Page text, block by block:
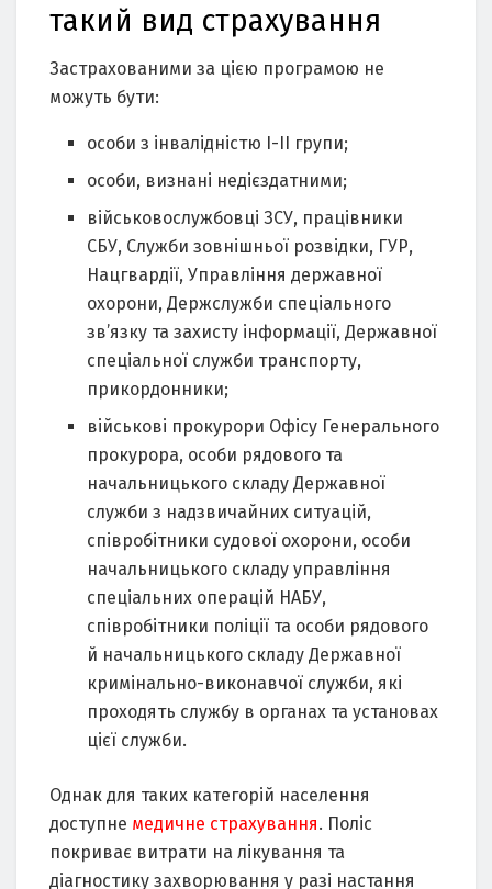
такий вид страхування
Застрахованими за цією програмою не
можуть бути:
особи з інвалідністю І-II групи;
особи, визнані недієздатними;
військовослужбовці ЗСУ, працівники
СБУ, Служби зовнішньої розвідки, ГУР,
Нацгвардії, Управління державної
охорони, Держслужби спеціального
зв’язку та захисту інформації, Державної
спеціальної служби транспорту,
прикордонники;
військові прокурори Офісу Генерального
прокурора, особи рядового та
начальницького складу Державної
служби з надзвичайних ситуацій,
співробітники судової охорони, особи
начальницького складу управління
спеціальних операцій НАБУ,
співробітники поліції та особи рядового
й начальницького складу Державної
кримінально-виконавчої служби, які
проходять службу в органах та установах
цієї служби.
Однак для таких категорій населення
доступне медичне страхування. Поліс
покриває витрати на лікування та
діагностику захворювання у разі настання